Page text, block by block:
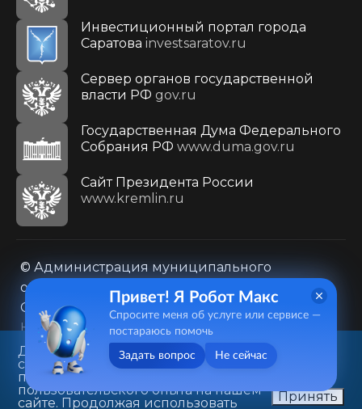
Инвестиционный портал города
Саратова investsaratov.ru
Сервер органов государственной
власти РФ gov.ru
Государственная Дума Федерального
Собрания РФ www.duma.gov.ru
Cайт Президента России
www.kremlin.ru
© Администрация муниципального
образования городского округа «Город
Саратов»
Контакты
Карта сайта
Политика в отношении обработки
персональных данных
410031, г. Саратов, ул. Первомайская, д. 78
Данный веб-сайт использует
cookie-файлы в целях
предоставления вам лучшего
пользовательского опыта на нашем
сайте. Продолжая использовать
Принять
Привет! Я Робот Макс
Спросите меня об услуге или сервисе —
постараюсь помочь
Задать вопрос Не сейчас